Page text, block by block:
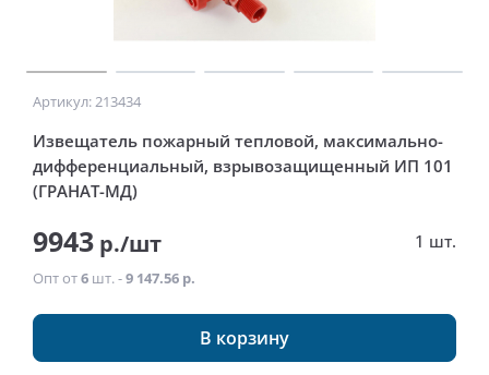
Артикул: 213434
Извещатель пожарный тепловой, максимально-
дифференциальный, взрывозащищенный ИП 101
(ГРАНАТ-МД)
9943 р./шт 1 шт.
Опт от6 шт. -9 147.56 р.
В корзину